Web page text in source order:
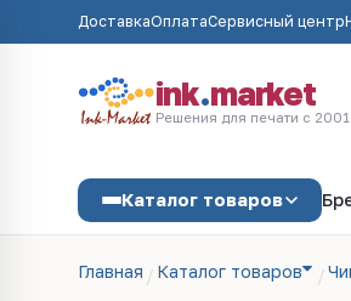
ДоставкаОплатаСервисный центр
ink.market
Решения для печати с 2001
Каталог товаров
Главная Каталог товаров